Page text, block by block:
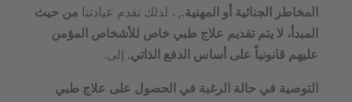
المخاطر الجنائية أو المهنية., ، لذلك تقدم عيادتنا من حيث
المبدأ، لا يتم تقديم علاج طبي خاص للأشخاص المؤمن
عليهم قانونياً على أساس الدفع الذاتي. إلى.
التوصية في حالة الرغبة في الحصول على علاج طبي